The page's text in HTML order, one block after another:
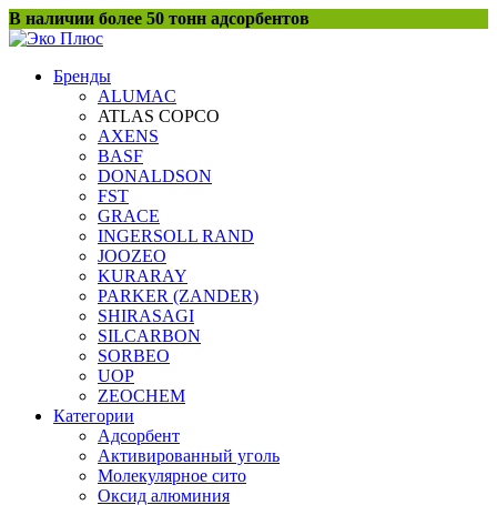
Перейти
к
В наличии более 50 тонн адсорбентов
Бренды
ALUMAC
ATLAS COPCO
AXENS
BASF
DONALDSON
FST
GRACE
INGERSOLL RAND
JOOZEO
KURARAY
PARKER (ZANDER)
SHIRASAGI
SILCARBON
SORBEO
UOP
ZEOCHEM
Категории
Адсорбент
Активированный уголь
Молекулярное сито
Оксид алюминия